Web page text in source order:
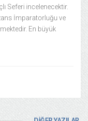
Seferi incelenecektir.
İmparatorluğu ve
En büyük